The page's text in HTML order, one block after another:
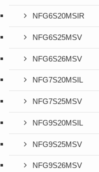
NFG6S20MSIR
NFG6S25MSV
NFG6S26MSV
NFG7S20MSIL
NFG7S25MSV
NFG9S20MSIL
NFG9S25MSV
NFG9S26MSV